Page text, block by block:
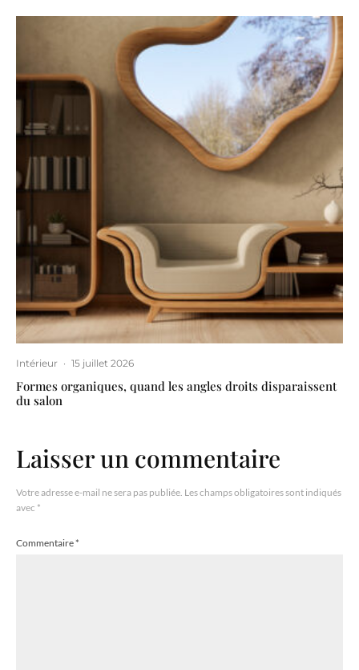
Intérieur · 15 juillet 2026
Formes organiques, quand les angles droits disparaissent
du salon
Laisser un commentaire
Votre adresse e-mail ne sera pas publiée. Les champs obligatoires sont indiqués
avec *
Commentaire*